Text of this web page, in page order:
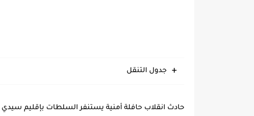
جدول التنقل
حادث انقلاب حافلة أمنية يستنفر السلطات بإقليم